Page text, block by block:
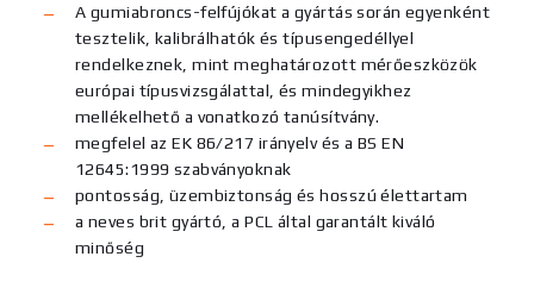
A gumiabroncs-felfújókat a gyártás során egyenként
tesztelik, kalibrálhatók és típusengedéllyel
rendelkeznek, mint meghatározott mérőeszközök
európai típusvizsgálattal, és mindegyikhez
mellékelhető a vonatkozó tanúsítvány.
megfelel az EK 86/217 irányelv és a BS EN
12645:1999 szabványoknak
pontosság, üzembiztonság és hosszú élettartam
a neves brit gyártó, a PCL által garantált kiváló
minőség